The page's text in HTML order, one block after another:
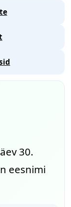
30.
eesnimi